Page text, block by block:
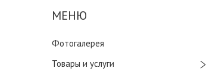
Фотогалерея
Товары и услуги